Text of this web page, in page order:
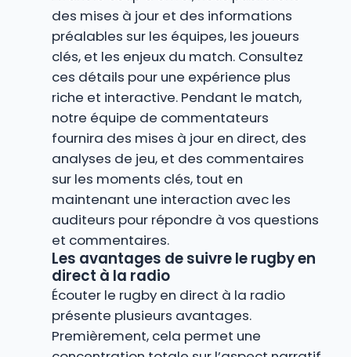
des mises à jour et des informations
préalables sur les équipes, les joueurs
clés, et les enjeux du match. Consultez
ces détails pour une expérience plus
riche et interactive. Pendant le match,
notre équipe de commentateurs
fournira des mises à jour en direct, des
analyses de jeu, et des commentaires
sur les moments clés, tout en
maintenant une interaction avec les
auditeurs pour répondre à vos questions
et commentaires.
Les avantages de suivre le rugby en
direct à la radio
Écouter le rugby en direct à la radio
présente plusieurs avantages.
Premièrement, cela permet une